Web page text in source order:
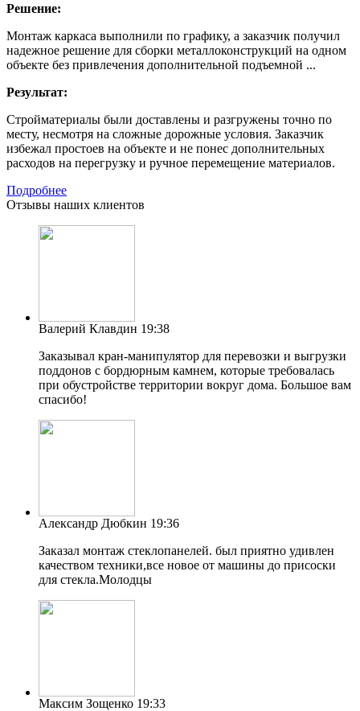
Решение:
Монтаж каркаса выполнили по графику, а заказчик получил
надежное решение для сборки металлоконструкций на одном
объекте без привлечения дополнительной подъемной ...
Результат:
Стройматериалы были доставлены и разгружены точно по
месту, несмотря на сложные дорожные условия. Заказчик
избежал простоев на объекте и не понес дополнительных
расходов на перегрузку и ручное перемещение материалов.
Подробнее
Отзывы наших клиентов
Валерий Клавдин 19:38
Заказывал кран-манипулятор для перевозки и выгрузки
поддонов с бордюрным камнем, которые требовалась
при обустройстве территории вокруг дома. Большое вам
спасибо!
Александр Дюбкин 19:36
Заказал монтаж стеклопанелей. был приятно удивлен
качеством техники,все новое от машины до присоски
для стекла.Молодцы
Максим Зощенко 19:33